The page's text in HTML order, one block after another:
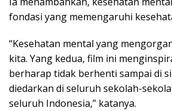
fondasi yang memengaruhi
“Kesehatan mental yang
kita. Yang kedua, film ini
berharap tidak berhenti sampai di
diedarkan di seluruh sekolah-
seluruh Indonesia,” katanya.